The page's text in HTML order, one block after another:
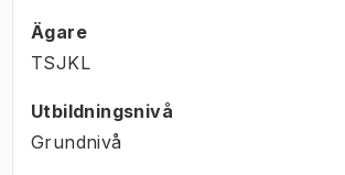
Ägare
TSJKL
Utbildningsnivå
Grundnivå